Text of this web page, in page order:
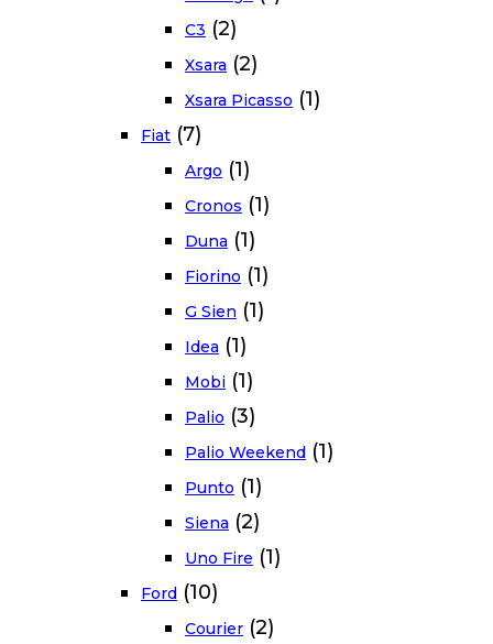
C3 (2)
Xsara (2)
Xsara Picasso (1)
Fiat (7)
Argo (1)
Cronos (1)
Duna (1)
Fiorino (1)
G Sien (1)
Idea (1)
Mobi (1)
Palio (3)
Palio Weekend (1)
Punto (1)
Siena (2)
Uno Fire (1)
Ford (10)
Courier (2)